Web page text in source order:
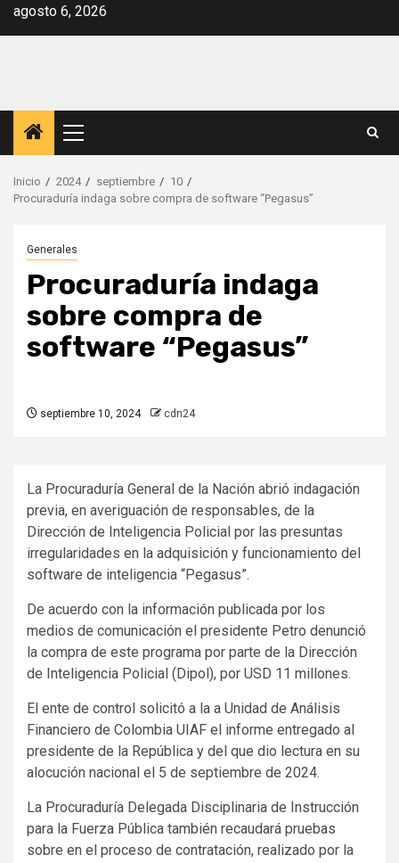
Saltar
agosto 6, 2026
Menú
principal
Inicio 2024 septiembre
10
Procuraduría indaga sobre compra de software “Pegasus”
Generales
Procuraduría indaga
sobre compra de
software “Pegasus”
septiembre 10, 2024 cdn24
La Procuraduría General de la Nación abrió indagación
previa, en averiguación de responsables, de la
Dirección de Inteligencia Policial por las presuntas
irregularidades en la adquisición y funcionamiento del
software de inteligencia “Pegasus”.
De acuerdo con la información publicada por los
medios de comunicación el presidente Petro denunció
la compra de este programa por parte de la Dirección
de Inteligencia Policial (Dipol), por USD 11 millones.
El ente de control solicitó a la a Unidad de Análisis
Financiero de Colombia UIAF el informe entregado al
presidente de la República y del que dio lectura en su
alocución nacional el 5 de septiembre de 2024.
La Procuraduría Delegada Disciplinaria de Instrucción
para la Fuerza Pública también recaudará pruebas
sobre en el proceso de contratación, realizado por la